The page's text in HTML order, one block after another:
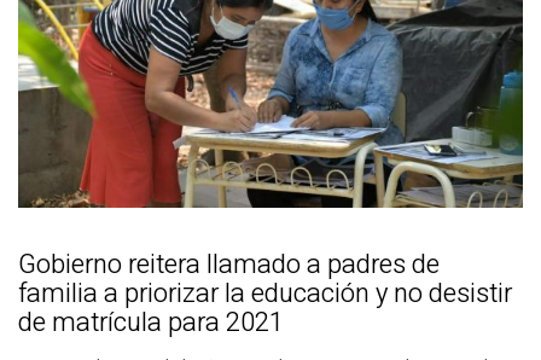
Gobierno reitera llamado a padres de
familia a priorizar la educación y no desistir
de matrícula para 2021